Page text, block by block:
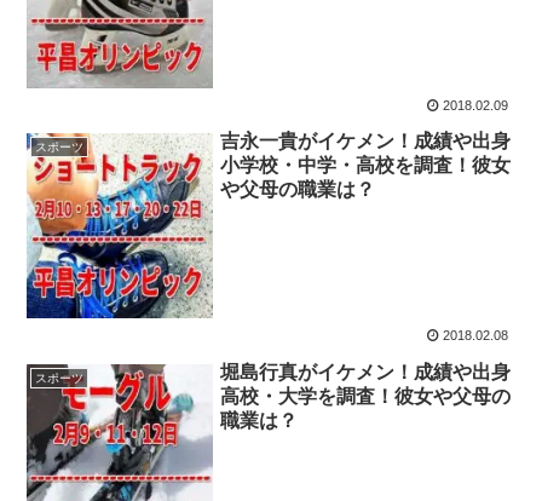
2018.02.09
スポーツ
吉永一貴がイケメン！成績や出身
小学校・中学・高校を調査！彼女
や父母の職業は？
2018.02.08
スポーツ
堀島行真がイケメン！成績や出身
高校・大学を調査！彼女や父母の
職業は？